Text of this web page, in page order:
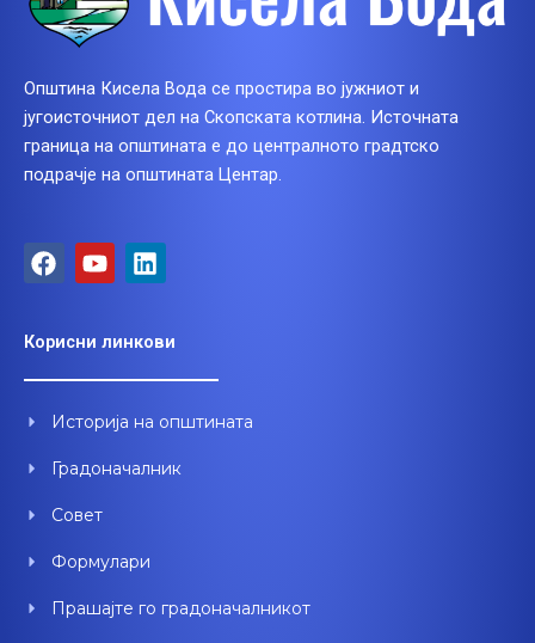
Општина Кисела Вода се простира во јужниот и
југоисточниот дел на Скопската котлина. Источната
граница на општината е до централното градтско
подрачје на општината Центар.
F
a
b
o
k
Y
o
u
b
L
i
e
d
n
Корисни линкови
Историја на општината
Градоначалник
Совет
Формулари
Прашајте го градоначалникот